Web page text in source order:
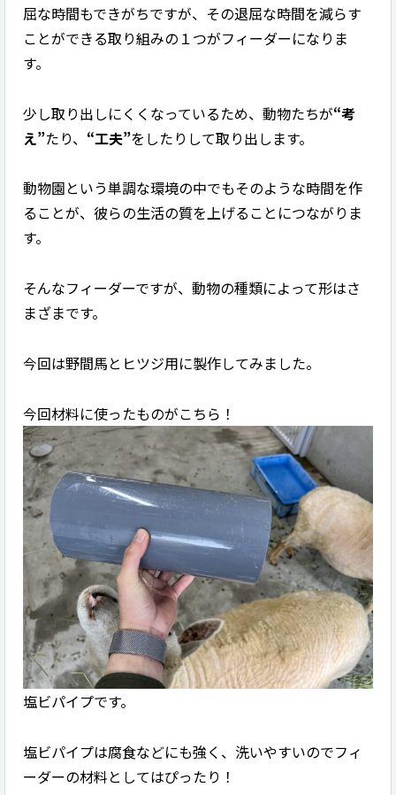
屈な時間もできがちですが、その退屈な時間を減らす
ことができる取り組みの１つがフィーダーになりま
す。
少し取り出しにくくなっているため、動物たちが“考
え”たり、 “工夫”をしたりして取り出します。
動物園という単調な環境の中でもそのような時間を作
ることが、彼らの生活の質を上げることにつながりま
す。
そんなフィーダーですが、動物の種類によって形はさ
まざまです。
今回は野間馬とヒツジ用に製作してみました。
今回材料に使ったものがこちら！
塩ビパイプです。
塩ビパイプは腐食などにも強く、洗いやすいのでフィ
ーダーの材料としてはぴったり！